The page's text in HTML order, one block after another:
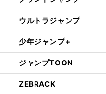
ウルトラジャンプ
少年ジャンプ+
ジャンプTOON
ZEBRACK